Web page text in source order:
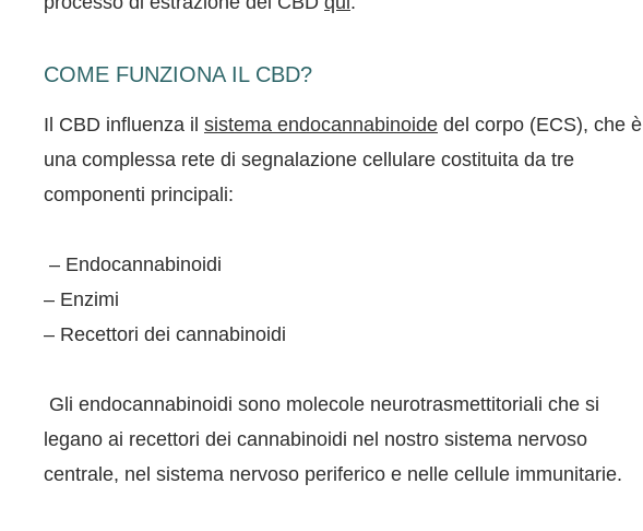
COME FUNZIONA IL CBD?
Il CBD influenza il sistema endocannabinoide del corpo (ECS), che è
una complessa rete di segnalazione cellulare costituita da tre
componenti principali:
– Endocannabinoidi
– Enzimi
– Recettori dei cannabinoidi
Gli endocannabinoidi sono molecole neurotrasmettitoriali che si
legano ai recettori dei cannabinoidi nel nostro sistema nervoso
centrale, nel sistema nervoso periferico e nelle cellule immunitarie.